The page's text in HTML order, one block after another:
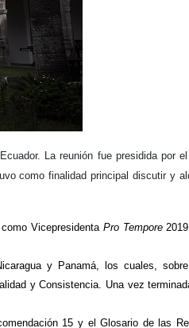
La reunión fue presidida por
como finalidad principal discutir y
Vicepresidenta Pro Tempore
y Panamá, los cuales,
y Consistencia. Una vez
15 y el Glosario de las